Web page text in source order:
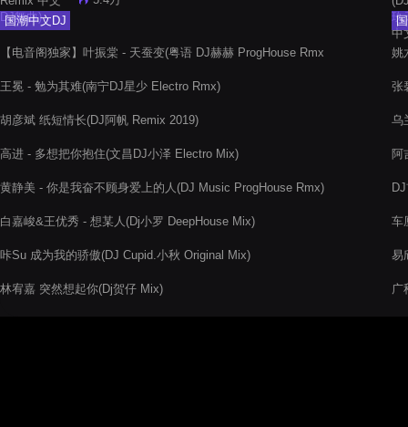
国潮中文DJ
【电音阁独家】叶振棠 - 天蚕变(粤语 DJ赫赫 ProgHouse Rmx
王冕 - 勉为其难(南宁DJ星少 Electro Rmx)
胡彦斌 纸短情长(DJ阿帆 Remix 2019)
高进 - 多想把你抱住(文昌DJ小泽 Electro Mix)
黄静美 - 你是我奋不顾身爱上的人(DJ Music ProgHouse Rmx)
白嘉峻&王优秀 - 想某人(Dj小罗 DeepHouse Mix)
咔Su 成为我的骄傲(DJ Cupid.小秋 Original Mix)
林宥嘉 突然想起你(Dj贺仔 Mix)
姚
张
乌
阿
车
易
广